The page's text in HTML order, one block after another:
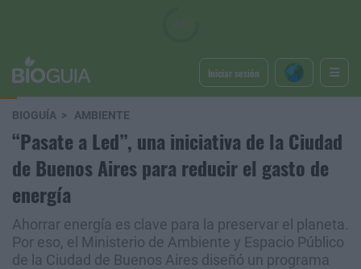
Iniciar sesión
BIOGUÍA AMBIENTE
“Pasate a Led”, una iniciativa de la Ciudad
de Buenos Aires para reducir el gasto de
energía
Ahorrar energía es clave para la preservar el planeta.
Por eso, el Ministerio de Ambiente y Espacio Público
de la Ciudad de Buenos Aires diseñó un programa